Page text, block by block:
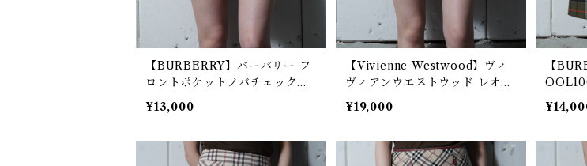
【BURBERRY】バーバリー フ
ロントポケットノバチェックナ
イロン・キュプラミニスカート
beige
¥13,000
【Vivienne Westwood】ヴィ
ヴィアンウエストウッド レオパ
ード柄ミニスカート black&pi
nk&blue
¥19,000
【
カート